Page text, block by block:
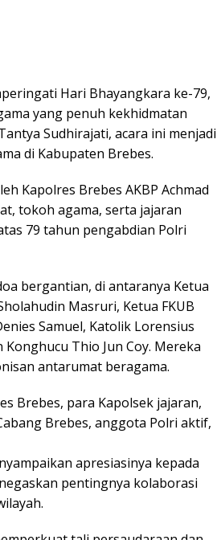
Hari Bhayangkara ke-79,
yang penuh kekhidmatan
Sudhirajati, acara ini menjadi
di Kabupaten Brebes.
Kapolres Brebes AKBP Achmad
tokoh agama, serta jajaran
79 tahun pengabdian Polri
bergantian, di antaranya Ketua
Masruri, Ketua FKUB
Samuel, Katolik Lorensius
Thio Jun Coy. Mereka
antarumat beragama.
Brebes, para Kapolsek jajaran,
Brebes, anggota Polri aktif,
apresiasinya kepada
pentingnya kolaborasi